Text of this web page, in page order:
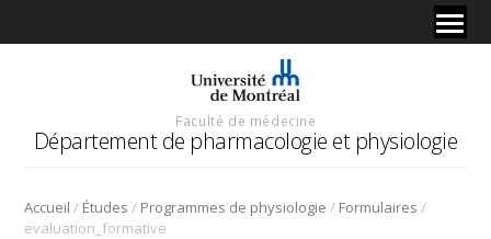
Faculté de médecine
Département de pharmacologie et physiologie
Accueil / Études / Programmes de physiologie / Formulaires /
evaluation_formative